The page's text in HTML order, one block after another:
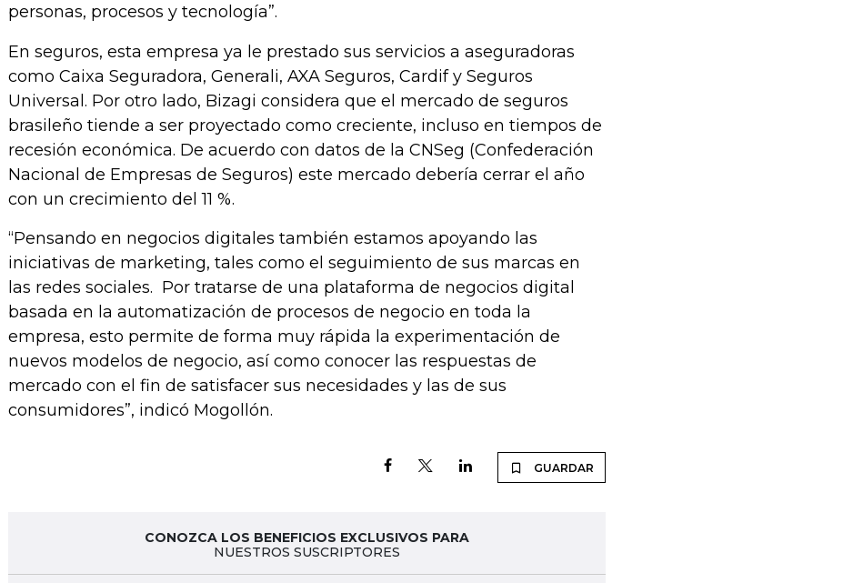
personas, procesos y tecnología”.
En seguros, esta empresa ya le prestado sus servicios a aseguradoras
como Caixa Seguradora, Generali, AXA Seguros, Cardif y Seguros
Universal. Por otro lado, Bizagi considera que el mercado de seguros
brasileño tiende a ser proyectado como creciente, incluso en tiempos de
recesión económica. De acuerdo con datos de la CNSeg (Confederación
Nacional de Empresas de Seguros) este mercado debería cerrar el año
con un crecimiento del 11 %.
“Pensando en negocios digitales también estamos apoyando las
iniciativas de marketing, tales como el seguimiento de sus marcas en
las redes sociales. Por tratarse de una plataforma de negocios digital
basada en la automatización de procesos de negocio en toda la
empresa, esto permite de forma muy rápida la experimentación de
nuevos modelos de negocio, así como conocer las respuestas de
mercado con el fin de satisfacer sus necesidades y las de sus
consumidores”, indicó Mogollón.
GUARDAR
CONOZCA LOS BENEFICIOS EXCLUSIVOS PARA
NUESTROS SUSCRIPTORES